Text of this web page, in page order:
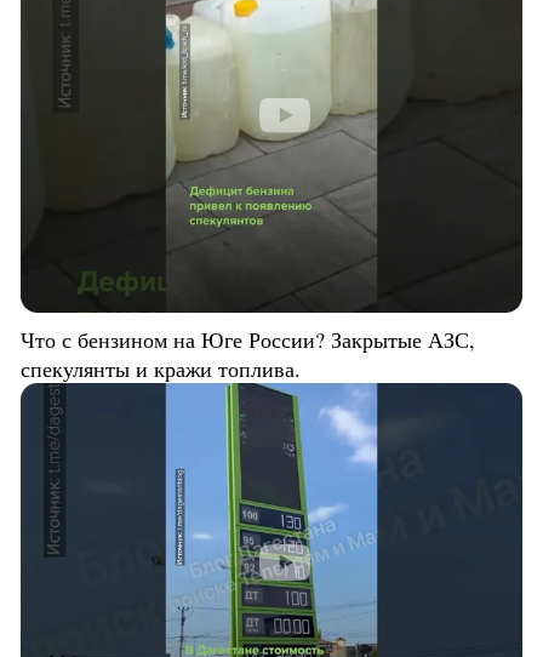
Что с бензином на Юге России? Закрытые АЗС,
спекулянты и кражи топлива.